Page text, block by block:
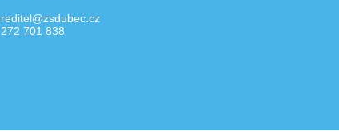
reditel@zsdubec.cz
272 701 838